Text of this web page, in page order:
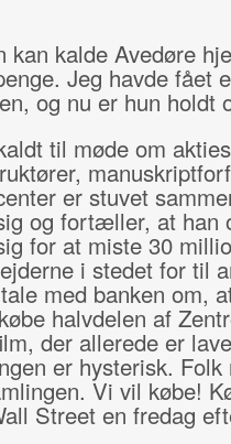
kan kalde Avedøre
Jeg havde fået
og nu er hun holdt
til møde om
er stuvet
og fortæller, at han
for at miste 30
i stedet for til
med banken om,
halvdelen af
der allerede er
er hysterisk. Folk
Vi vil købe!
Street en fredag